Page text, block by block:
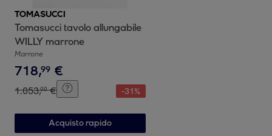
TOMASUCCI
Tomasucci tavolo allungabile
WILLY marrone
Marrone
718,99 €
1.053,00 € -31%
Acquisto rapido